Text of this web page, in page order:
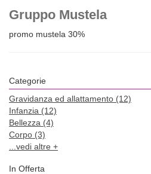
Gruppo Mustela
promo mustela 30%
Categorie
Gravidanza ed allattamento (12)
Infanzia (12)
Bellezza (4)
Corpo (3)
...vedi altre +
In Offerta